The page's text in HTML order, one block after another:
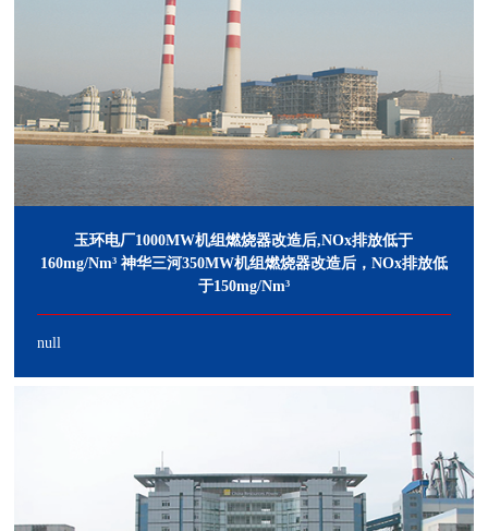
玉环电厂1000MW机组燃烧器改造后,NOx排放低于
160mg/Nm³ 神华三河350MW机组燃烧器改造后，NOx排放低
于150mg/Nm³
null